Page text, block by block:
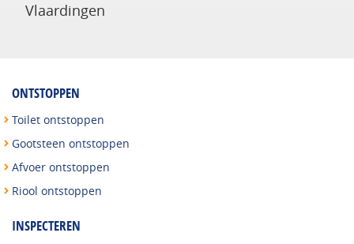
Vlaardingen
ONTSTOPPEN
Toilet ontstoppen
Gootsteen ontstoppen
Afvoer ontstoppen
Riool ontstoppen
INSPECTEREN